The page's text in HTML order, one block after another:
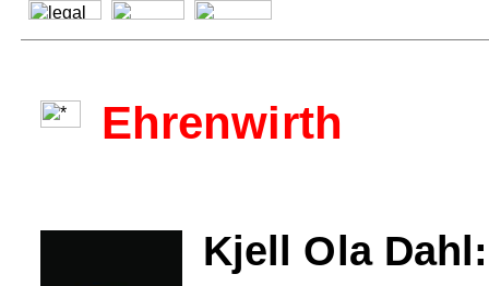
Ehrenwirth
Kjell Ola